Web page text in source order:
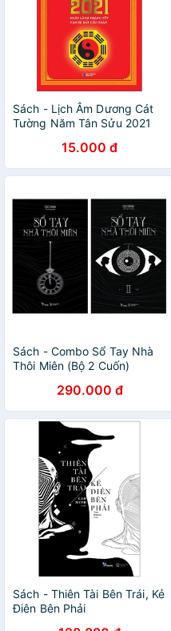
Sách - Lịch Âm Dương Cát
Tường Năm Tân Sửu 2021
15.000 đ
Sách - Combo Sổ Tay Nhà
Thôi Miên (Bộ 2 Cuốn)
290.000 đ
Sách - Thiên Tài Bên Trái, Kẻ
Điên Bên Phải